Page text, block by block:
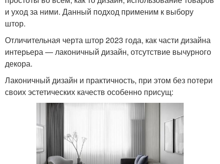
Шторы под заказ Шторы на дому
и уход за ними. Данный подход применим к выбору
штор.
Отличительная черта штор 2023 года, как части дизайна
интерьера — лаконичный дизайн, отсутствие вычурного
декора.
Лаконичный дизайн и практичность, при этом без потери
своих эстетических качеств особенно присущ: